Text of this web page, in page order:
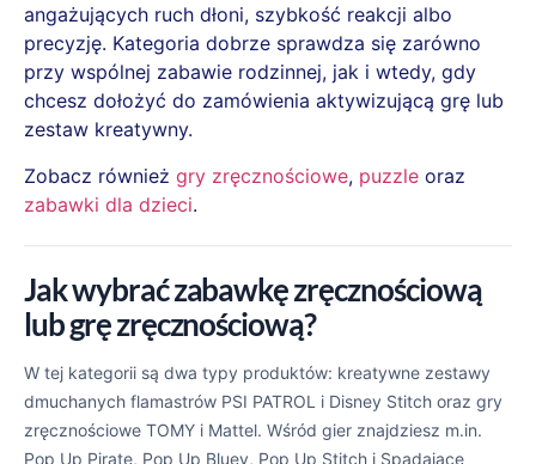
angażujących ruch dłoni, szybkość reakcji albo
precyzję. Kategoria dobrze sprawdza się zarówno
przy wspólnej zabawie rodzinnej, jak i wtedy, gdy
chcesz dołożyć do zamówienia aktywizującą grę lub
zestaw kreatywny.
Zobacz również gry zręcznościowe, puzzle oraz
zabawki dla dzieci.
Jak wybrać zabawkę zręcznościową
lub grę zręcznościową?
W tej kategorii są dwa typy produktów: kreatywne zestawy
dmuchanych flamastrów PSI PATROL i Disney Stitch oraz gry
zręcznościowe TOMY i Mattel. Wśród gier znajdziesz m.in.
Pop Up Pirate, Pop Up Bluey, Pop Up Stitch i Spadające